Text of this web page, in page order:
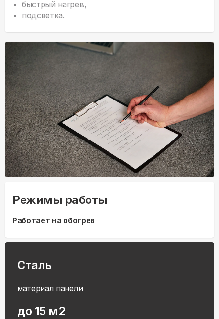
быстрый нагрев,
подсветка.
Режимы работы
Работает на обогрев
Сталь
материал панели
до 15 м2